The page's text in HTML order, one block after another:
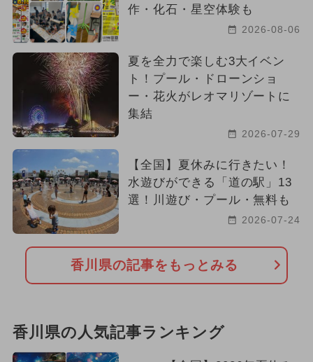
作・化石・星空体験も
2026-08-06
夏を全力で楽しむ3大イベン
ト！プール・ドローンショ
ー・花火がレオマリゾートに
集結
2026-07-29
【全国】夏休みに行きたい！
水遊びができる「道の駅」13
選！川遊び・プール・無料も
2026-07-24
香川県の記事をもっとみる
香川県の人気記事ランキング